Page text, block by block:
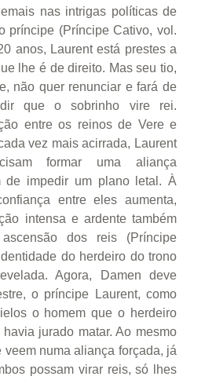
nas intrigas políticas de
príncipe (Príncipe Cativo, vol.
anos, Laurent está prestes a
lhe é de direito. Mas seu tio,
não quer renunciar e fará de
que o sobrinho vire rei.
entre os reinos de Vere e
vez mais acirrada, Laurent
formar uma aliança
de impedir um plano letal. À
entre eles aumenta,
intensa e ardente também
dos reis (Príncipe
do herdeiro do trono
Agora, Damen deve
o príncipe Laurent, como
o homem que o herdeiro
jurado matar. Ao mesmo
veem numa aliança forçada, já
possam virar reis, só lhes